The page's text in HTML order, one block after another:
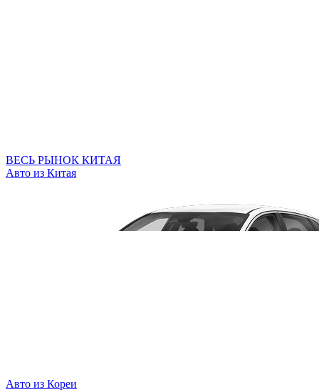
ВЕСЬ РЫНОК КИТАЯ
Авто из Китая
Авто из Кореи